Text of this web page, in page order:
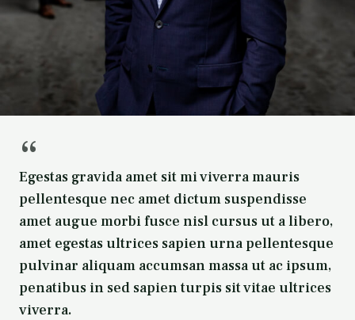
“
Egestas gravida amet sit mi viverra mauris
pellentesque nec amet dictum suspendisse
amet augue morbi fusce nisl cursus ut a libero,
amet egestas ultrices sapien urna pellentesque
pulvinar aliquam accumsan massa ut ac ipsum,
penatibus in sed sapien turpis sit vitae ultrices
viverra.